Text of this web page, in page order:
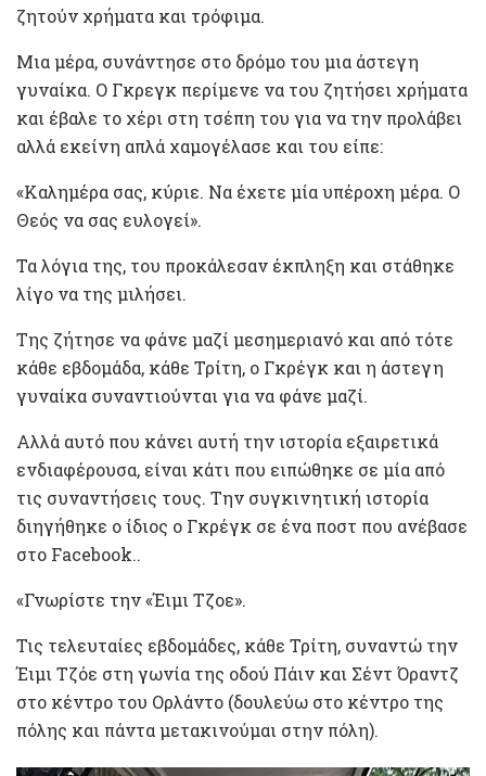
ζητούν χρήματα και τρόφιμα.
Μια μέρα, συνάντησε στο δρόμο του μια άστεγη
γυναίκα. Ο Γκρεγκ περίμενε να του ζητήσει χρήματα
και έβαλε το χέρι στη τσέπη του για να την προλάβει
αλλά εκείνη απλά χαμογέλασε και του είπε:
«Καλημέρα σας, κύριε. Να έχετε μία υπέροχη μέρα. Ο
Θεός να σας ευλογεί».
Τα λόγια της, του προκάλεσαν έκπληξη και στάθηκε
λίγο να της μιλήσει.
Της ζήτησε να φάνε μαζί μεσημεριανό και από τότε
κάθε εβδομάδα, κάθε Τρίτη, ο Γκρέγκ και η άστεγη
γυναίκα συναντιούνται για να φάνε μαζί.
Αλλά αυτό που κάνει αυτή την ιστορία εξαιρετικά
ενδιαφέρουσα, είναι κάτι που ειπώθηκε σε μία από
τις συναντήσεις τους. Την συγκινητική ιστορία
διηγήθηκε ο ίδιος ο Γκρέγκ σε ένα ποστ που ανέβασε
στο Facebook..
«Γνωρίστε την «Έιμι Τζοε».
Τις τελευταίες εβδομάδες, κάθε Τρίτη, συναντώ την
Έιμι Τζόε στη γωνία της οδού Πάιν και Σέντ Όραντζ
στο κέντρο του Ορλάντο (δουλεύω στο κέντρο της
πόλης και πάντα μετακινούμαι στην πόλη).